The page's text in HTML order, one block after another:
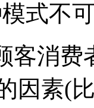
式不
客消
因素(